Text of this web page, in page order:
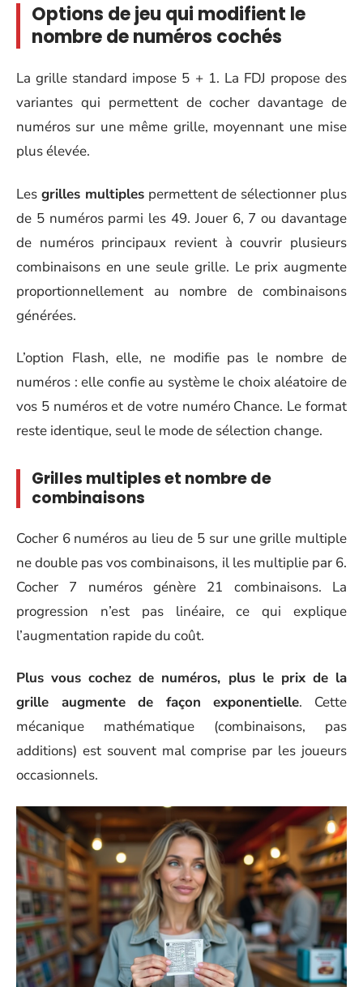
Options de jeu qui modifient le
nombre de numéros cochés
La grille standard impose 5 + 1. La FDJ propose des
variantes qui permettent de cocher davantage de
numéros sur une même grille, moyennant une mise
plus élevée.
Les grilles multiplespermettent de sélectionner plus
de 5 numéros parmi les 49. Jouer 6, 7 ou davantage
de numéros principaux revient à couvrir plusieurs
combinaisons en une seule grille. Le prix augmente
proportionnellement au nombre de combinaisons
générées.
L’option Flash, elle, ne modifie pas le nombre de
numéros : elle confie au système le choix aléatoire de
vos 5 numéros et de votre numéro Chance. Le format
reste identique, seul le mode de sélection change.
Grilles multiples et nombre de
combinaisons
Cocher 6 numéros au lieu de 5 sur une grille multiple
ne double pas vos combinaisons, il les multiplie par 6.
Cocher 7 numéros génère 21 combinaisons. La
progression n’est pas linéaire, ce qui explique
l’augmentation rapide du coût.
Plus vous cochez de numéros, plus le prix de la
grille augmente de façon exponentielle. Cette
mécanique mathématique (combinaisons, pas
additions) est souvent mal comprise par les joueurs
occasionnels.